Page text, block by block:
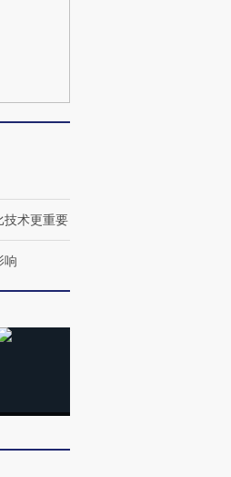
【商旅对话】华住集团
技术更重要
响